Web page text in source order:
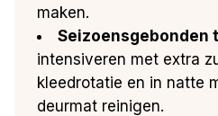
maken.
Seizoensgebonden
intensiveren met extra
kleedrotatie en in natte
deurmat reinigen.